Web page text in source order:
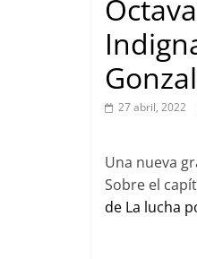
27 abril, 2022
Una nueva
Sobre el
de La lucha